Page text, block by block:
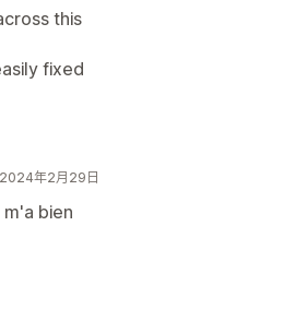
this
fixed
2024年2月29日
bien